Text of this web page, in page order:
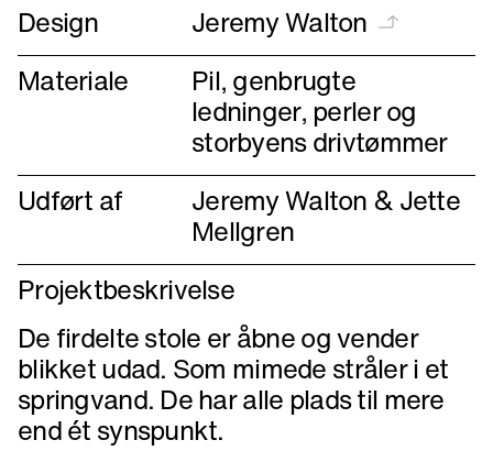
Design
Jeremy Walton
Materiale
Pil, genbrugte
ledninger, perler og
storbyens drivtømmer
Udført af
Jeremy Walton & Jette
Mellgren
Projektbeskrivelse
De firdelte stole er åbne og vender
blikket udad. Som mimede stråler i et
springvand. De har alle plads til mere
end ét synspunkt.